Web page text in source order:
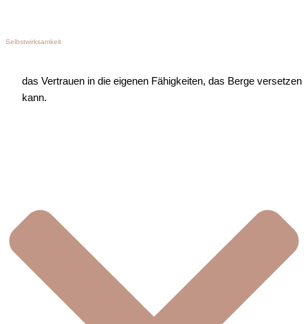
Selbstwirksamkeit
das Vertrauen in die eigenen Fähigkeiten, das Berge versetzen
kann.